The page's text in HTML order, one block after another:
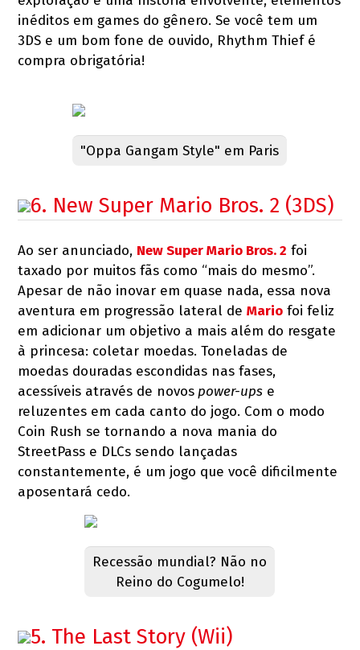
inéditos em games do gênero. Se você tem um
3DS e um bom fone de ouvido, Rhythm Thief é
compra obrigatória!
"Oppa Gangam Style" em Paris
6. New Super Mario Bros. 2 (3DS)
Ao ser anunciado, New Super Mario Bros. 2 foi
taxado por muitos fãs como “mais do mesmo”.
Apesar de não inovar em quase nada, essa nova
aventura em progressão lateral deMario foi feliz
em adicionar um objetivo a mais além do resgate
à princesa: coletar moedas. Toneladas de
moedas douradas escondidas nas fases,
acessíveis através de novos power-ups e
reluzentes em cada canto do jogo. Com o modo
Coin Rush se tornando a nova mania do
StreetPass e DLCs sendo lançadas
constantemente, é um jogo que você dificilmente
aposentará cedo.
Recessão mundial? Não no
Reino do Cogumelo!
5. The Last Story (Wii)